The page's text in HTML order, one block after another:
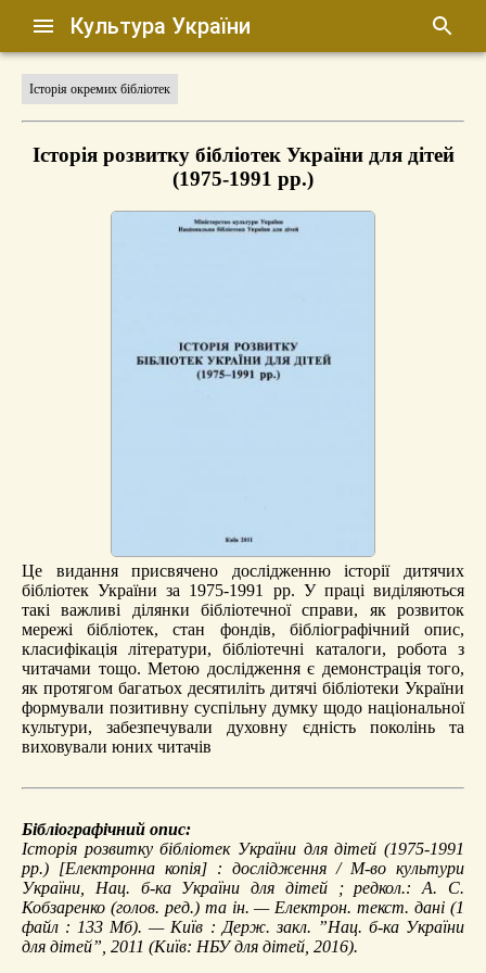
Культура України
Історія окремих бібліотек
Історія розвитку бібліотек України для дітей
(1975-1991 рр.)
Це видання присвячено дослідженню історії дитячих
бібліотек України за 1975-1991 рр. У праці виділяються
такі важливі ділянки бібліотечної справи, як розвиток
мережі бібліотек, стан фондів, бібліографічний опис,
класифікація літератури, бібліотечні каталоги, робота з
читачами тощо. Метою дослідження є демонстрація того,
як протягом багатьох десятиліть дитячі бібліотеки України
формували позитивну суспільну думку щодо національної
культури, забезпечували духовну єдність поколінь та
виховували юних читачів
Бібліографічний опис:
Історія розвитку бібліотек України для дітей (1975-1991
рр.) [Електронна копія] : дослідження / М-во культури
України, Нац. б-ка України для дітей ; редкол.: А. С.
Кобзаренко (голов. ред.) та ін. — Електрон. текст. дані (1
файл : 133 Мб). — Київ : Держ. закл. ”Нац. б-ка України
для дітей”, 2011 (Київ: НБУ для дітей, 2016).